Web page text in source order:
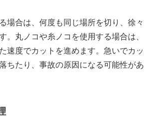
場合は、何度も同じ場所を切り、徐々
。丸ノコや糸ノコを使用する場合は、
速度でカットを進めます。急いでカッ
ちたり、事故の原因になる可能性があ